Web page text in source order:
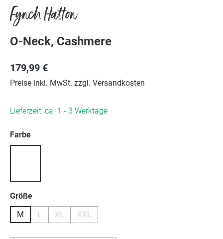
Fynch Hatton
O-Neck, Cashmere
179,99 €
Preise inkl. MwSt. zzgl. Versandkosten
Lieferzeit: ca. 1 - 3 Werktage
Farbeauswählen
Größeauswählen
M
L XL XXL